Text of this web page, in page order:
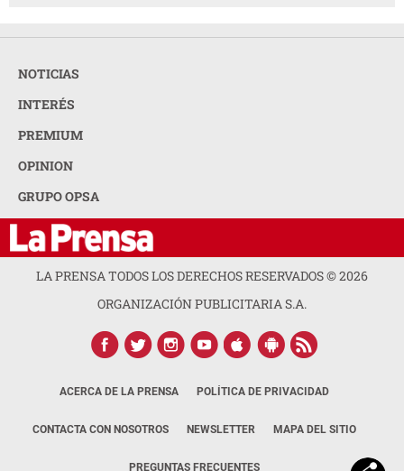
NOTICIAS
INTERÉS
PREMIUM
OPINION
GRUPO OPSA
LA PRENSA TODOS LOS DERECHOS RESERVADOS ©2026
ORGANIZACIÓN PUBLICITARIA S.A.
ACERCA DE LA PRENSA POLÍTICA DE PRIVACIDAD
CONTACTA CON NOSOTROS NEWSLETTER MAPA DEL SITIO
PREGUNTAS FRECUENTES